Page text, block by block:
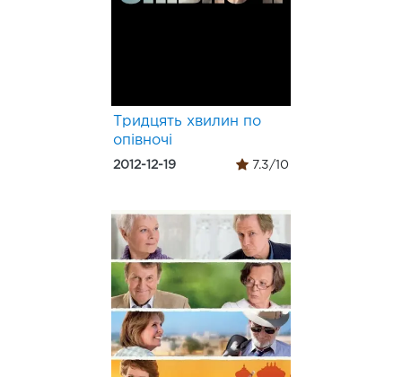
Тридцять хвилин по
опівночі
2012-12-19 7.3/10